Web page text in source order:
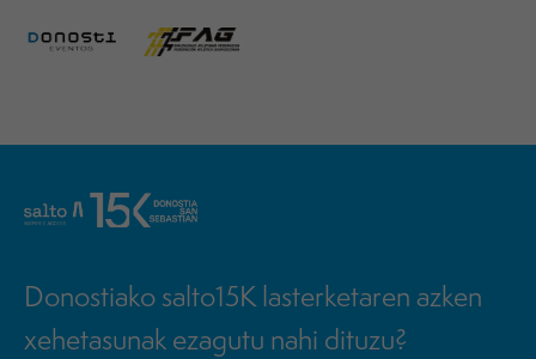
Donostiako salto15K lasterketaren azken
xehetasunak ezagutu nahi dituzu?